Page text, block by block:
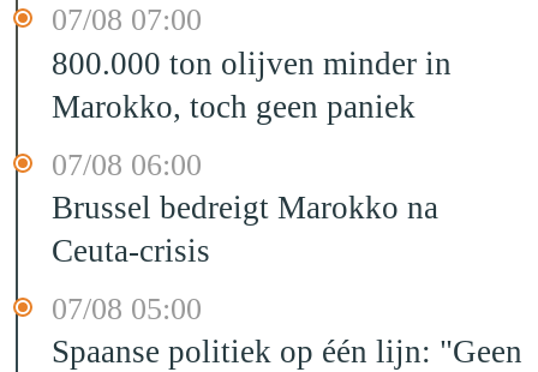
07/08 07:00
800.000 ton olijven minder in
Marokko, toch geen paniek
07/08 06:00
Brussel bedreigt Marokko na
Ceuta-crisis
07/08 05:00
Spaanse politiek op één lijn: "Geen